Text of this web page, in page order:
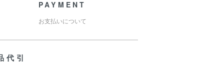
PAYMENT
お支払いについて
代引